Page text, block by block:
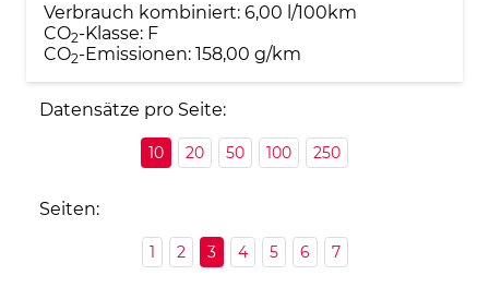
Verbrauch kombiniert: 6,00 l/100km
CO2-Klasse: F
CO2-Emissionen: 158,00 g/km
Datensätze pro Seite:
10 20 50 100 250
Seiten:
1 2 3 4 5 6 7